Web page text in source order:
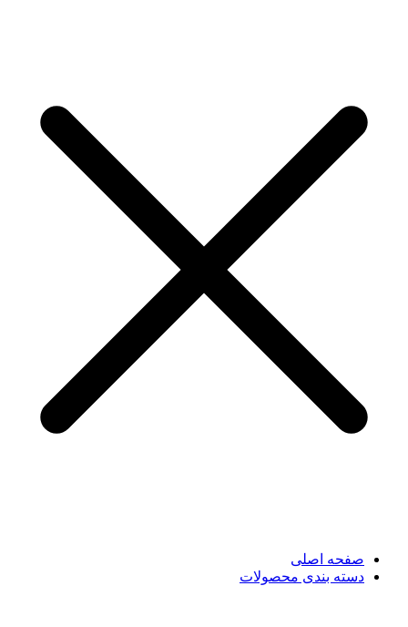
صفحه اصلی
دسته بندی محصولات